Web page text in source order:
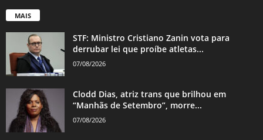
MAIS
STF: Ministro Cristiano Zanin vota para
derrubar lei que proíbe atletas...
07/08/2026
Clodd Dias, atriz trans que brilhou em
“Manhãs de Setembro”, morre...
07/08/2026